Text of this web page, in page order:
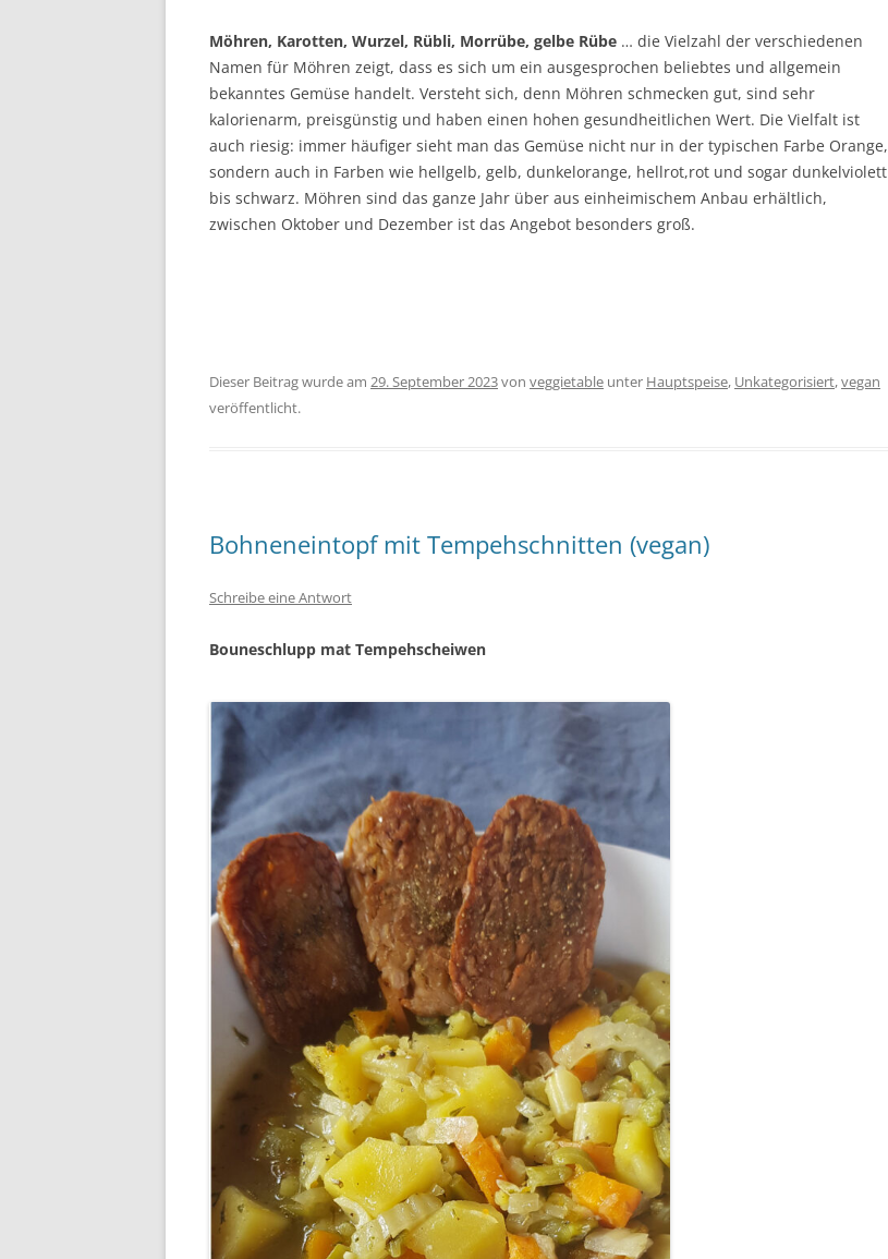
Möhren, Karotten, Wurzel, Rübli, Morrübe, gelbe Rübe … die Vielzahl der verschiedenen
Namen für Möhren zeigt, dass es sich um ein ausgesprochen beliebtes und allgemein
bekanntes Gemüse handelt. Versteht sich, denn Möhren schmecken gut, sind sehr
kalorienarm, preisgünstig und haben einen hohen gesundheitlichen Wert. Die Vielfalt ist
auch riesig: immer häufiger sieht man das Gemüse nicht nur in der typischen Farbe Orange,
sondern auch in Farben wie hellgelb, gelb, dunkelorange, hellrot,rot und sogar dunkelviolett
bis schwarz. Möhren sind das ganze Jahr über aus einheimischem Anbau erhältlich,
zwischen Oktober und Dezember ist das Angebot besonders groß.
Dieser Beitrag wurde am 29. September 2023von veggietable unter Hauptspeise, Unkategorisiert,vegan
veröffentlicht.
Bohneneintopf mit Tempehschnitten (vegan)
Schreibe eine Antwort
Bouneschlupp mat Tempehscheiwen